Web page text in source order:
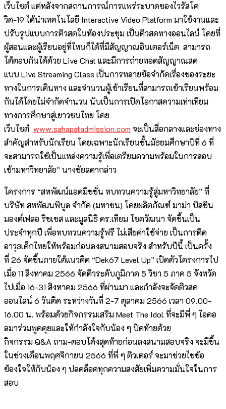
เว็บไซต์ แต่หลังจากสถานการณ์การแพร่ระบาดของไวรัสโค
วิด-19 ได้นำเทคโนโลยี Interactive Video Platform มาใช้งานและ
ปรับรูปแบบการติวสดในห้องประชุม เป็นติวสดทางออนไลน์ โดยที่
ผู้สอนและผู้เรียนอยู่ที่ไหนก็ได้ที่มีสัญญาณอินเตอร์เน็ต สามารถ
โต้ตอบกันได้ด้วย Live Chat และมีการถ่ายทอดสัญญาณสด
แบบ Live Streaming Class เป็นการทลายข้อจำกัดเรื่องของระยะ
ทางในการเดินทาง และจำนวนผู้เข้าเรียนที่สามารถเข้าเรียนพร้อม
กันได้โดยไม่จำกัดจำนวน นับเป็นการเปิดโอกาสความเท่าเทียม
ทางการศึกษาสู่เยาวชนไทย โดย
เว็บไซต์ www.sahapatadmission.com จะเป็นสื่อกลางและช่องทาง
สำคัญสำหรับนักเรียน โดยเฉพาะนักเรียนชั้นมัธยมศึกษาปีที่ 6 ที่
จะสามารถใช้เป็นแหล่งความรู้เพื่อเตรียมความพร้อมในการสอบ
เข้ามหาวิทยาลัย” นางชัยลดากล่าว
โครงการ “สหพัฒน์แอดมิชชั่น ทบทวนความรู้สู่มหาวิทยาลัย” ที่
บริษัท สหพัฒนพิบูล จำกัด (มหาชน) โดยผลิตภัณฑ์ มาม่า บิสชิน
มองต์เฟลอ ริชเชส และมูลนิธิ ดร.เทียม โชควัฒนา จัดขึ้นเป็น
ประจำทุกปี เพื่อทบทวนความรู้ฟรี ไม่เสียค่าใช้จ่าย เป็นการติด
อาวุธเด็กไทยให้พร้อมก่อนลงสนามสอบจริง สำหรับปีนี้ เป็นครั้ง
ที่ 26 จัดขึ้นภายใต้แนวคิด “Dek67 Level Up” เปิดตัวโครงการไป
เมื่อ 11 สิงหาคม 2566 จัดติวระดับภูมิภาค 5 วิชา 5 ภาค 5 จังหวัด
ไปเมื่อ 16-31 สิงหาคม 2566 ที่ผ่านมา และกำลังจะจัดติวสด
ออนไลน์ 6 วันติด ระหว่างวันที่ 2-7 ตุลาคม 2566 เวลา 09.00-
16.00 น. พร้อมด้วยกิจกรรมเสริม Meet The Idol ที่จะมีพี่ ๆ ไอดอ
ลมาร่วมพูดคุยและให้กำลังใจกับน้อง ๆ ปิดท้ายด้วย
กิจกรรม Q&A ถาม-ตอบโค้งสุดท้ายก่อนลงสนามสอบจริง จะมีขึ้น
ในช่วงเดือนพฤศจิกายน 2566 ที่พี่ ๆ ติวเตอร์ จะมาช่วยไขข้อ
ข้องใจให้กับน้อง ๆ ปลดล็อคทุกความสงสัยเพิ่มความมั่นใจในการ
สอบ